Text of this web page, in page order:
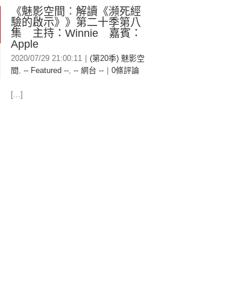
《魅影空間︰解讀《瀕死經
驗的啟示》》第二十季第八
集 主持：Winnie 嘉賓：
Apple
2020/07/29 21:00:11
(第20季) 魅影空
間 , -- Featured --, -- 網台 -- 0條評論
[...]